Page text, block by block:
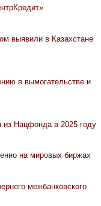
выявили в Казахстане
в вымогательстве и
из Нацфонда в 2025 году
на мировых биржах
межбанковского